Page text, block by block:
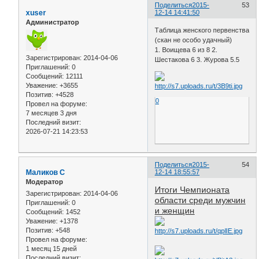
Поделиться 53
2015-
12-14 14:41:50
xuser
Администратор
Зарегистрирован: 2014-04-06
Приглашений: 0
Сообщений: 12111
Уважение: +3655
Позитив: +4528
Провел на форуме:
7 месяцев 3 дня
Последний визит:
2026-07-21 14:23:53
Таблица женского первенства
(скан не особо удачный)
1. Воищева 6 из 8 2.
Шестакова 6 3. Журова 5.5
0
Поделиться 54
2015-
12-14 18:55:57
Маликов С
Модератор
Зарегистрирован: 2014-04-06
Приглашений: 0
Сообщений: 1452
Уважение: +1378
Позитив: +548
Провел на форуме:
1 месяц 15 дней
Итоги Чемпионата
области среди мужчин
и женщин